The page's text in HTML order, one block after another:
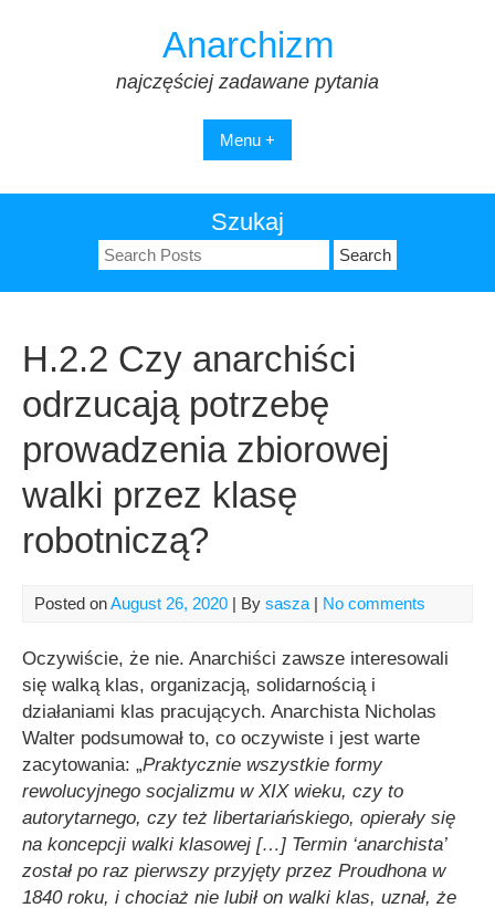
Anarchizm
najczęściej zadawane pytania
Menu +
Szukaj
Search
for:
H.2.2 Czy anarchiści
odrzucają potrzebę
prowadzenia zbiorowej
walki przez klasę
robotniczą?
Posted onAugust 26, 2020 | By sasza | No comments
Oczywiście, że nie. Anarchiści zawsze interesowali
się walką klas, organizacją, solidarnością i
działaniami klas pracujących. Anarchista Nicholas
Walter podsumował to, co oczywiste i jest warte
zacytowania: „Praktycznie wszystkie formy
rewolucyjnego socjalizmu w XIX wieku, czy to
autorytarnego, czy też libertariańskiego, opierały się
na koncepcji walki klasowej […] Termin ‘anarchista’
został po raz pierwszy przyjęty przez Proudhona w
1840 roku, i chociaż nie lubił on walki klas, uznał, że